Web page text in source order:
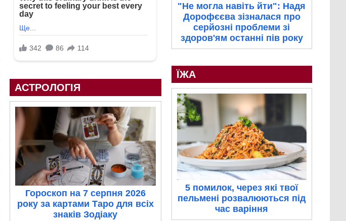
АСТРОЛОГІЯ
Гороскоп на 7 серпня 2026
року за картами Таро для всіх
знаків Зодіаку
"Не могла навіть йти": Надя
Дорофєєва зізналася про
серйозні проблеми зі
здоров'ям останні пів року
ЇЖА
5 помилок, через які твої
пельмені розвалюються під
час варіння